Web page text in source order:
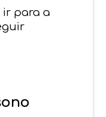
ir para a